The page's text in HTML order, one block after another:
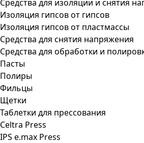
Средства для изоляции и снятия
Изоляция гипсов от гипсов
Изоляция гипсов от пластмассы
Средства для снятия напряжения
Средства для обработки и
Пасты
Полиры
Фильцы
Щетки
Таблетки для прессования
Celtra Press
IPS e.max Press